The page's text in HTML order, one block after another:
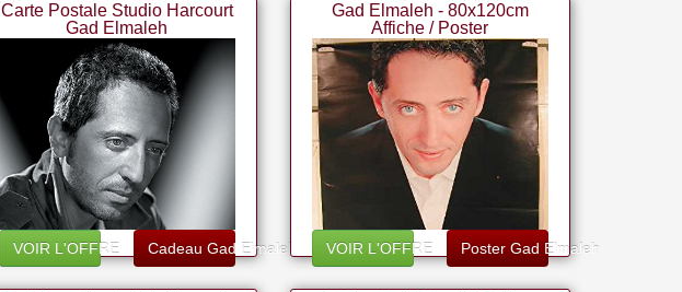
Carte Postale Studio Harcourt
Gad Elmaleh
VOIR L'OFFRE Cadeau Gad Elmaleh
Gad Elmaleh - 80x120cm
Affiche / Poster
VOIR L'OFFRE Poster Gad Elmaleh